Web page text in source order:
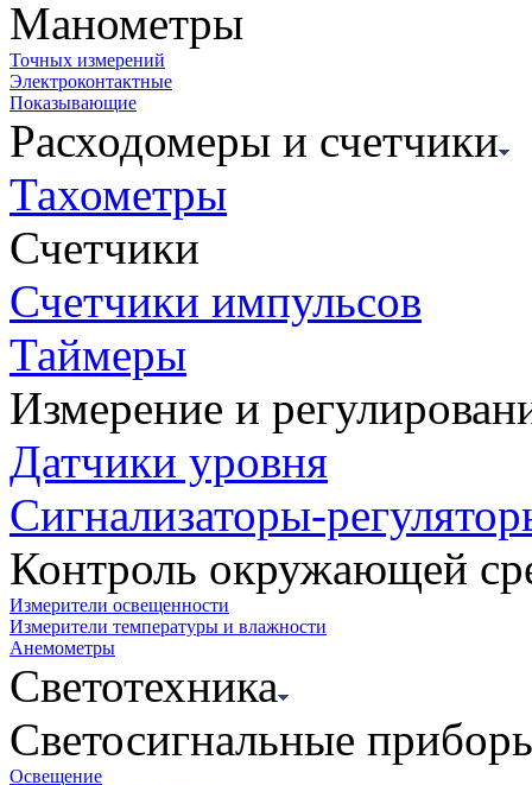
Манометры
Точных измерений
Электроконтактные
Показывающие
Расходомеры и счетчики
Тахометры
Счетчики
Счетчики импульсов
Таймеры
Измерение и
Датчики уровня
Сигнализаторы-
Контроль окружающей
Измерители освещенности
Измерители температуры и влажности
Анемометры
Светотехника
Светосигнальные
Освещение